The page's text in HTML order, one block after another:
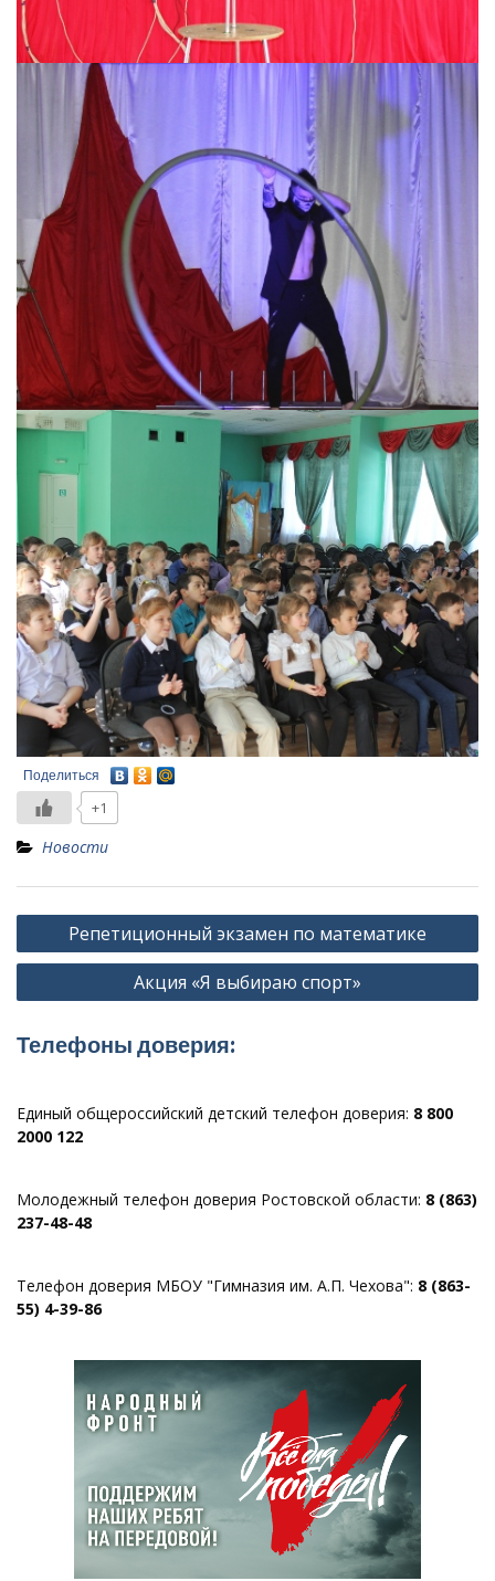
Поделиться
+1
Новости
Навигация
по
Репетиционный экзамен по математике
Акция «Я выбираю спорт»
Телефоны доверия:
Единый общероссийский детский телефон доверия: 8 800
2000 122
Молодежный телефон доверия Ростовской области: 8 (863)
237-48-48
Телефон доверия МБОУ "Гимназия им. А.П. Чехова": 8 (863-
55) 4-39-86